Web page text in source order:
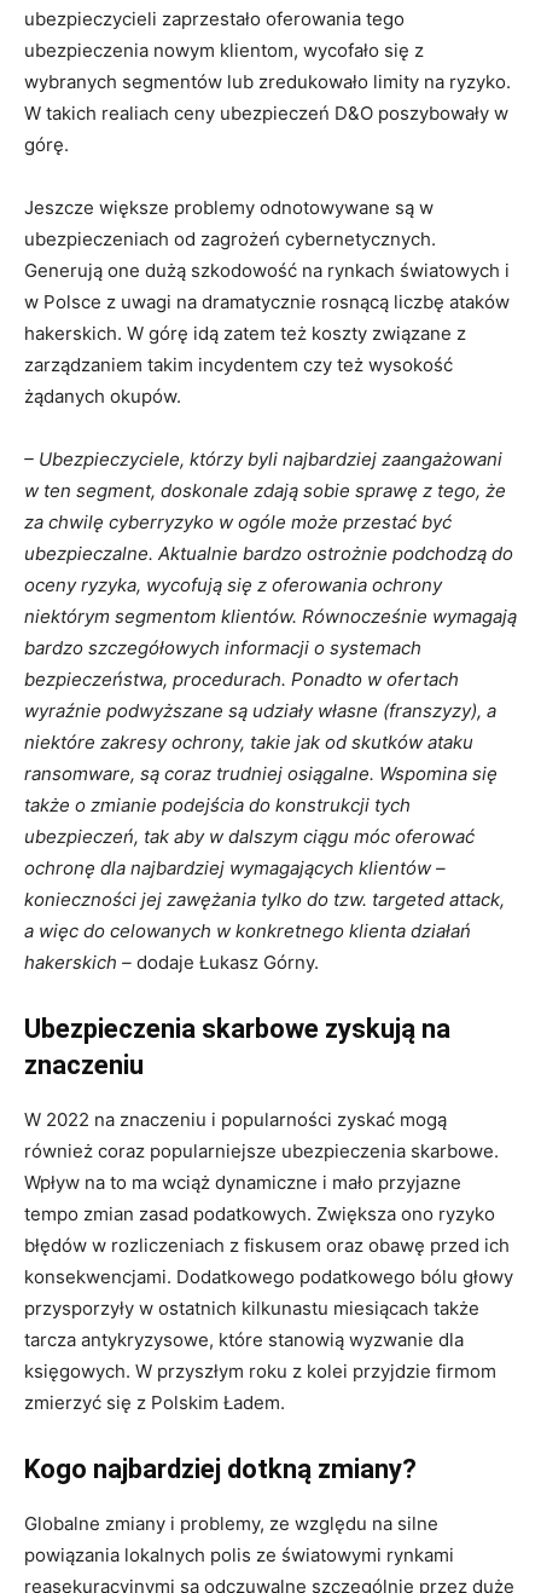
ubezpieczycieli zaprzestało oferowania tego
ubezpieczenia nowym klientom, wycofało się z
wybranych segmentów lub zredukowało limity na ryzyko.
W takich realiach ceny ubezpieczeń D&O poszybowały w
górę.
Jeszcze większe problemy odnotowywane są w
ubezpieczeniach od zagrożeń cybernetycznych.
Generują one dużą szkodowość na rynkach światowych i
w Polsce z uwagi na dramatycznie rosnącą liczbę ataków
hakerskich. W górę idą zatem też koszty związane z
zarządzaniem takim incydentem czy też wysokość
żądanych okupów.
– Ubezpieczyciele, którzy byli najbardziej zaangażowani
w ten segment, doskonale zdają sobie sprawę z tego, że
za chwilę cyberryzyko w ogóle może przestać być
ubezpieczalne. Aktualnie bardzo ostrożnie podchodzą do
oceny ryzyka, wycofują się z oferowania ochrony
niektórym segmentom klientów. Równocześnie wymagają
bardzo szczegółowych informacji o systemach
bezpieczeństwa, procedurach. Ponadto w ofertach
wyraźnie podwyższane są udziały własne (franszyzy), a
niektóre zakresy ochrony, takie jak od skutków ataku
ransomware, są coraz trudniej osiągalne. Wspomina się
także o zmianie podejścia do konstrukcji tych
ubezpieczeń, tak aby w dalszym ciągu móc oferować
ochronę dla najbardziej wymagających klientów –
konieczności jej zawężania tylko do tzw. targeted attack,
a więc do celowanych w konkretnego klienta działań
hakerskich – dodaje Łukasz Górny.
Ubezpieczenia skarbowe zyskują na
znaczeniu
W 2022 na znaczeniu i popularności zyskać mogą
również coraz popularniejsze ubezpieczenia skarbowe.
Wpływ na to ma wciąż dynamiczne i mało przyjazne
tempo zmian zasad podatkowych. Zwiększa ono ryzyko
błędów w rozliczeniach z fiskusem oraz obawę przed ich
konsekwencjami. Dodatkowego podatkowego bólu głowy
przysporzyły w ostatnich kilkunastu miesiącach także
tarcza antykryzysowe, które stanowią wyzwanie dla
księgowych. W przyszłym roku z kolei przyjdzie firmom
zmierzyć się z Polskim Ładem.
Kogo najbardziej dotkną zmiany?
Globalne zmiany i problemy, ze względu na silne
powiązania lokalnych polis ze światowymi rynkami
reasekuracyjnymi są odczuwalne szczególnie przez duże
Miło Cię widzieć. Zapisz się
na newsletter